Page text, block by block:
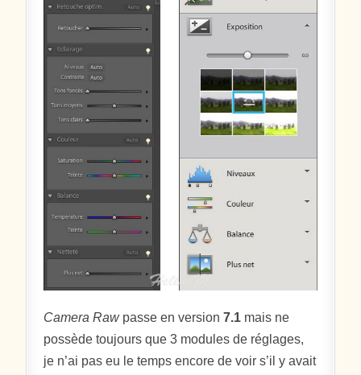
Camera Rawpasse en version7.1 mais ne
possède toujours que 3 modules de réglages,
je n’ai pas eu le temps encore de voir s’il y avait